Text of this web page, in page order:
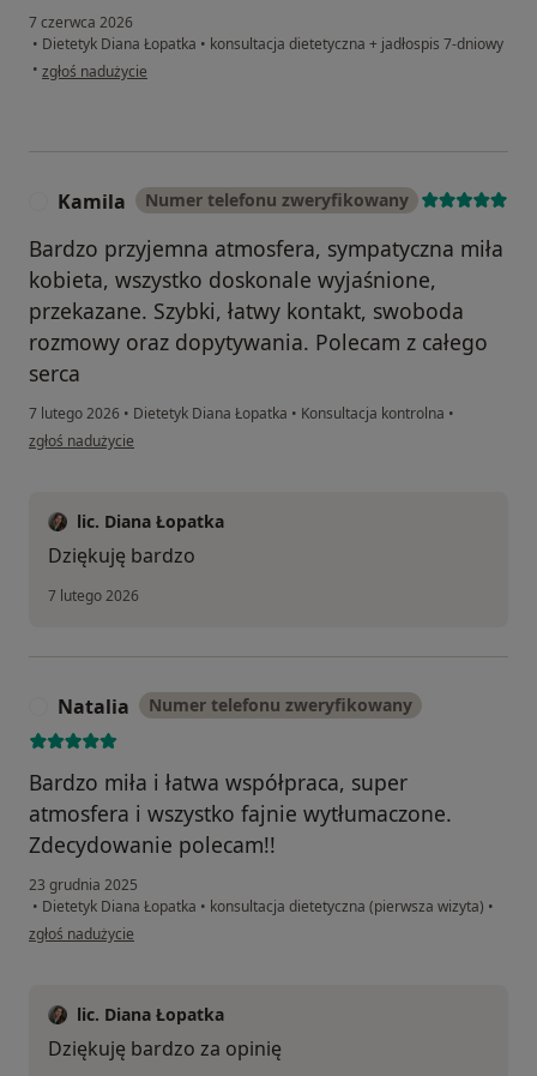
7 czerwca 2026
• Dietetyk Diana Łopatka • konsultacja dietetyczna + jadłospis 7-dniowy
• w opinii użytkownika Wg
zgłoś nadużycie
Kamila Numer telefonu zweryfikowany
Bardzo przyjemna atmosfera, sympatyczna miła
kobieta, wszystko doskonale wyjaśnione,
przekazane. Szybki, łatwy kontakt, swoboda
rozmowy oraz dopytywania. Polecam z całego
serca
7 lutego 2026 • Dietetyk Diana Łopatka • Konsultacja kontrolna •
w opinii użytkownika Kamila
zgłoś nadużycie
lic. Diana Łopatka
Dziękuję bardzo
7 lutego 2026
Natalia Numer telefonu zweryfikowany
Bardzo miła i łatwa współpraca, super
atmosfera i wszystko fajnie wytłumaczone.
Zdecydowanie polecam!!
23 grudnia 2025
• Dietetyk Diana Łopatka • konsultacja dietetyczna (pierwsza wizyta) •
w opinii użytkownika Natalia
zgłoś nadużycie
lic. Diana Łopatka
Dziękuję bardzo za opinię